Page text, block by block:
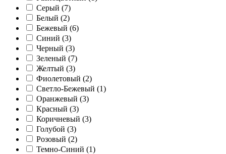
Серый (7)
Белый (2)
Бежевый (6)
Синий (3)
Черный (3)
Зеленый (7)
Желтый (3)
Фиолетовый (2)
Светло-Бежевый (1)
Оранжевый (3)
Красный (3)
Коричневый (3)
Голубой (3)
Розовый (2)
Темно-Синий (1)